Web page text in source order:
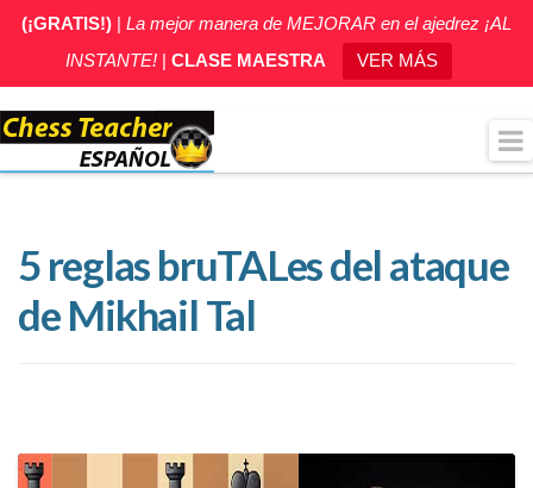
(¡GRATIS!) | La mejor manera de MEJORAR en el ajedrez ¡AL
INSTANTE!| CLASE MAESTRA VER MÁS
5 reglas bruTALes del ataque
de Mikhail Tal